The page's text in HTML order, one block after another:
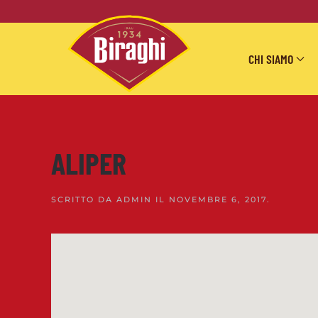
Skip to main content
CHI SIAMO
ALIPER
SCRITTO DA ADMIN IL NOVEMBRE 6, 2017.